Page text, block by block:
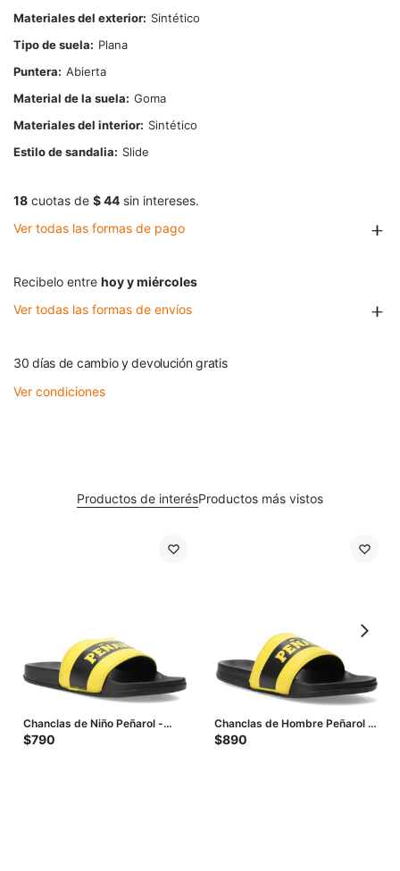
Materiales del exterior
Sintético
Tipo de suela
Plana
Puntera
Abierta
Material de la suela
Goma
Materiales del interior
Sintético
Estilo de sandalia
Slide
18 cuotas de $ 44 sin intereses.
Ver todas las formas de pago
Recibelo entre hoy y miércoles
Ver todas las formas de envíos
30 días de cambio y devolución gratis
Ver condiciones
Productos de interésProductos más vistos
Chanclas de Niño Peñarol -
Amarillo - Negro
$790
Chanclas de Hombre Peñarol -
Amarillo - Negro
$890